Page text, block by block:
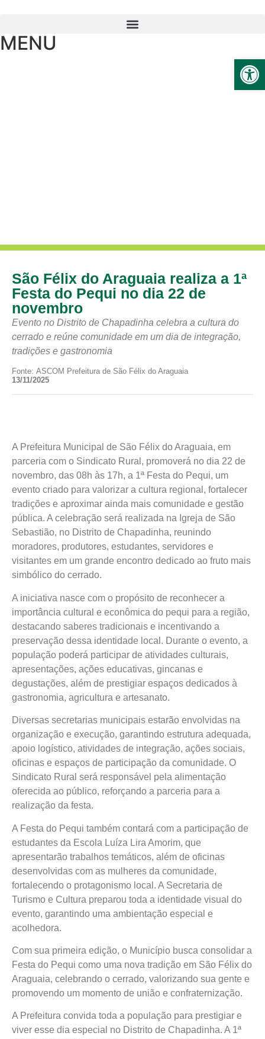
MENU
São Félix do Araguaia realiza a 1ª
Festa do Pequi no dia 22 de
novembro
Evento no Distrito de Chapadinha celebra a cultura do
cerrado e reúne comunidade em um dia de integração,
tradições e gastronomia
Fonte: ASCOM Prefeitura de São Félix do Araguaia
13/11/2025
A Prefeitura Municipal de São Félix do Araguaia, em
parceria com o Sindicato Rural, promoverá no dia 22 de
novembro, das 08h às 17h, a 1ª Festa do Pequi, um
evento criado para valorizar a cultura regional, fortalecer
tradições e aproximar ainda mais comunidade e gestão
pública. A celebração será realizada na Igreja de São
Sebastião, no Distrito de Chapadinha, reunindo
moradores, produtores, estudantes, servidores e
visitantes em um grande encontro dedicado ao fruto mais
simbólico do cerrado.
A iniciativa nasce com o propósito de reconhecer a
importância cultural e econômica do pequi para a região,
destacando saberes tradicionais e incentivando a
preservação dessa identidade local. Durante o evento, a
população poderá participar de atividades culturais,
apresentações, ações educativas, gincanas e
degustações, além de prestigiar espaços dedicados à
gastronomia, agricultura e artesanato.
Diversas secretarias municipais estarão envolvidas na
organização e execução, garantindo estrutura adequada,
apoio logístico, atividades de integração, ações sociais,
oficinas e espaços de participação da comunidade. O
Sindicato Rural será responsável pela alimentação
oferecida ao público, reforçando a parceria para a
realização da festa.
A Festa do Pequi também contará com a participação de
estudantes da Escola Luíza Lira Amorim, que
apresentarão trabalhos temáticos, além de oficinas
desenvolvidas com as mulheres da comunidade,
fortalecendo o protagonismo local. A Secretaria de
Turismo e Cultura preparou toda a identidade visual do
evento, garantindo uma ambientação especial e
acolhedora.
Com sua primeira edição, o Município busca consolidar a
Festa do Pequi como uma nova tradição em São Félix do
Araguaia, celebrando o cerrado, valorizando sua gente e
promovendo um momento de união e confraternização.
A Prefeitura convida toda a população para prestigiar e
viver esse dia especial no Distrito de Chapadinha. A 1ª